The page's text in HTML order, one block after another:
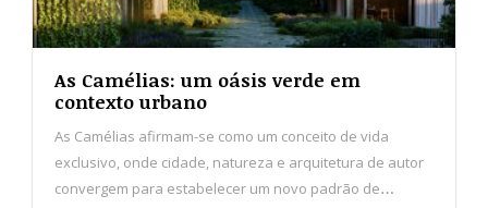
As Camélias: um oásis verde em
contexto urbano
As Camélias afirmam-se como um conceito de vida
exclusivo, onde cidade, natureza e arquitetura de autor
convergem para estabelecer um novo padrão de